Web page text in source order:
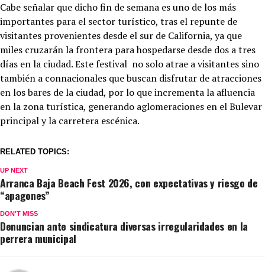
Cabe señalar que dicho fin de semana es uno de los más
importantes para el sector turístico, tras el repunte de
visitantes provenientes desde el sur de California, ya que
miles cruzarán la frontera para hospedarse desde dos a tres
días en la ciudad. Este festival no solo atrae a visitantes sino
también a connacionales que buscan disfrutar de atracciones
en los bares de la ciudad, por lo que incrementa la afluencia
en la zona turística, generando aglomeraciones en el Bulevar
principal y la carretera escénica.
RELATED TOPICS:
UP NEXT
Arranca Baja Beach Fest 2026, con expectativas y riesgo de
“apagones”
DON'T MISS
Denuncian ante sindicatura diversas irregularidades en la
perrera municipal